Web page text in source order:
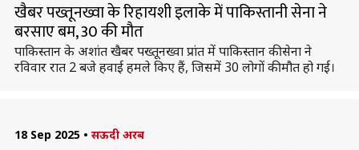
खैबर पख्तूनख्वा के रिहायशी इलाके में पाकिस्तानी सेना ने
बरसाए बम, 30 की मौत
पाकिस्तान के अशांत खैबर पख्तूनख्वा प्रांत में पाकिस्तान की सेना ने
रविवार रात 2 बजे हवाई हमले किए हैं, जिसमें 30 लोगों की मौत हो गई।
18 Sep 2025 • सऊदी अरब